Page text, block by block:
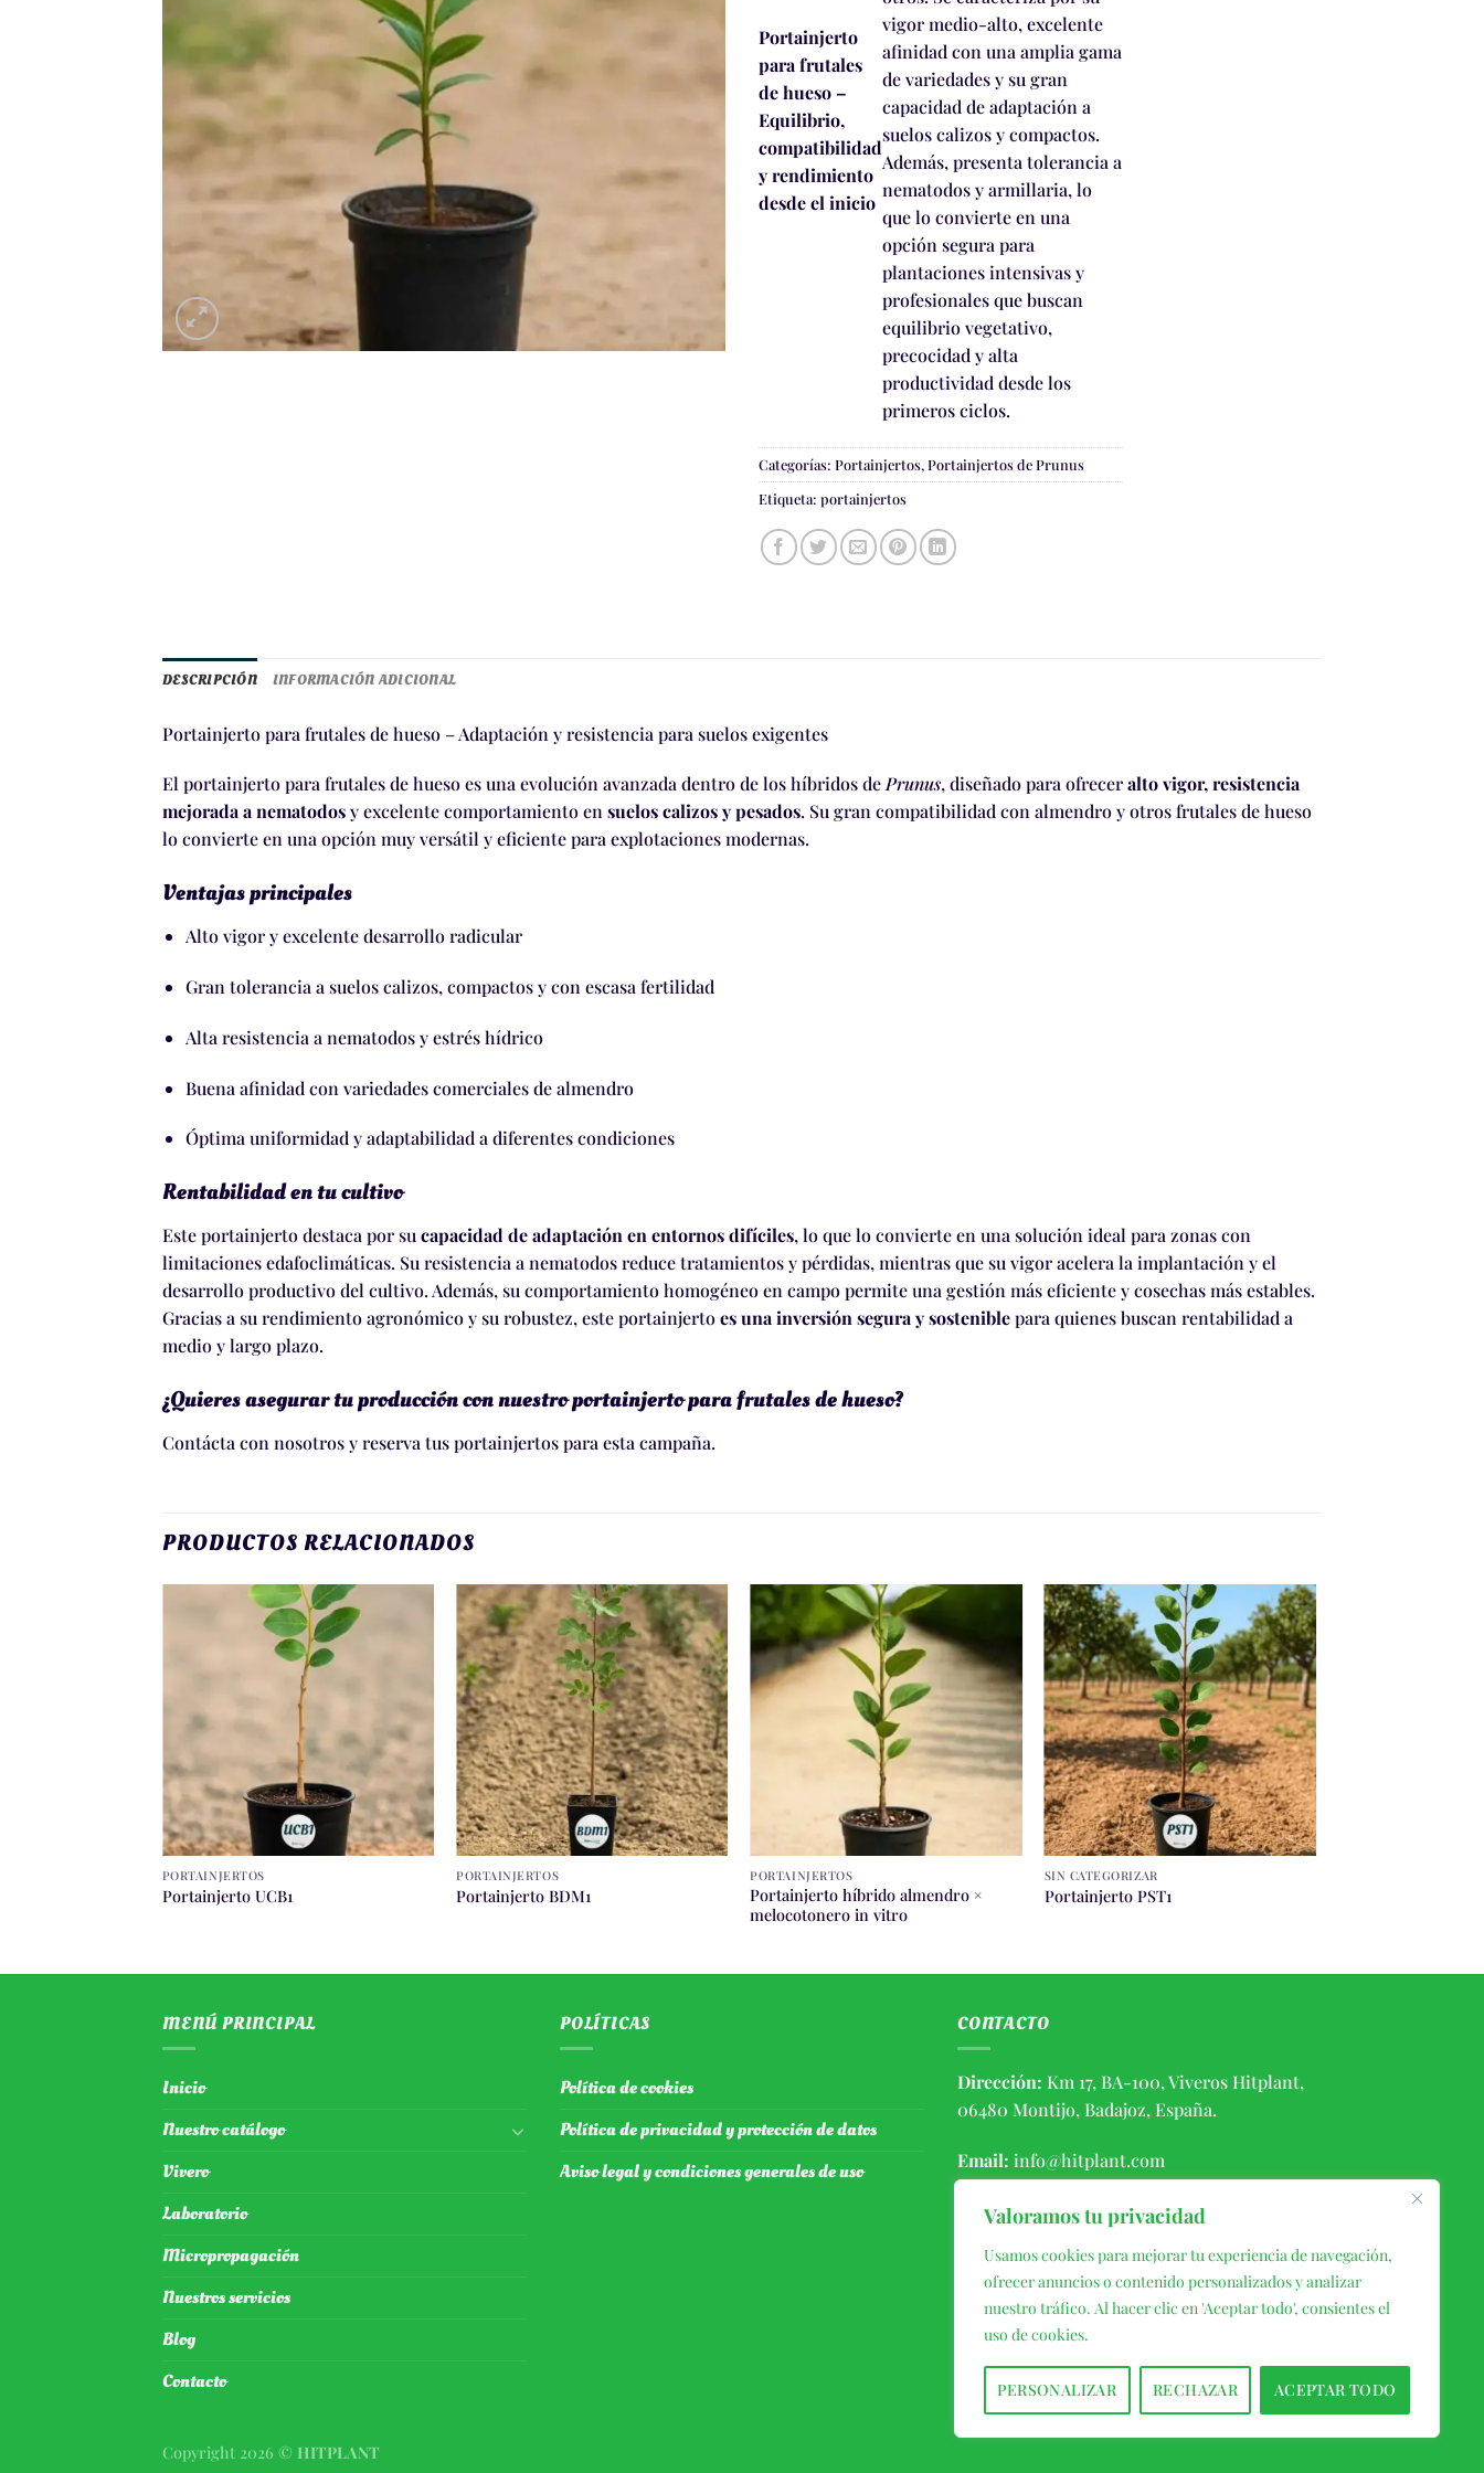
Valoramos tu privacidad
Usamos cookies para mejorar tu experiencia de navegación,
ofrecer anuncios o contenido personalizados y analizar
nuestro tráfico. Al hacer clic en 'Aceptar todo', consientes el
uso de cookies.
PERSONALIZAR RECHAZAR ACEPTAR TODO
Portainjerto
para frutales
de hueso –
Equilibrio,
compatibilidad
y rendimiento
desde el inicio
vigor medio-alto, excelente
afinidad con una amplia gama
de variedades y su gran
capacidad de adaptación a
suelos calizos y compactos.
Además, presenta tolerancia a
nematodos y armillaria, lo
que lo convierte en una
opción segura para
plantaciones intensivas y
profesionales que buscan
equilibrio vegetativo,
precocidad y alta
productividad desde los
primeros ciclos.
Categorías: Portainjertos,Portainjertos de Prunus
Etiqueta: portainjertos
DESCRIPCIÓN INFORMACIÓN ADICIONAL
Portainjerto para frutales de hueso – Adaptación y resistencia para suelos exigentes
El portainjerto para frutales de hueso es una evolución avanzada dentro de los híbridos dePrunus, diseñado para ofreceralto vigor, resistencia
mejorada a nematodosy excelente comportamiento ensuelos calizos y pesados. Su gran compatibilidad con almendro y otros frutales de hueso
lo convierte en una opción muy versátil y eficiente para explotaciones modernas.
Ventajas principales
Alto vigor y excelente desarrollo radicular
Gran tolerancia a suelos calizos, compactos y con escasa fertilidad
Alta resistencia a nematodos y estrés hídrico
Buena afinidad con variedades comerciales de almendro
Óptima uniformidad y adaptabilidad a diferentes condiciones
Rentabilidad en tu cultivo
Este portainjerto destaca por su capacidad de adaptación en entornos difíciles, lo que lo convierte en una solución ideal para zonas con
limitaciones edafoclimáticas. Su resistencia a nematodos reduce tratamientos y pérdidas, mientras que su vigor acelera la implantación y el
desarrollo productivo del cultivo. Además, su comportamiento homogéneo en campo permite una gestión más eficiente y cosechas más estables.
Gracias a su rendimiento agronómico y su robustez, este portainjertoes una inversión segura y sosteniblepara quienes buscan rentabilidad a
medio y largo plazo.
¿Quieres asegurar tu producción con nuestro portainjerto para frutales de hueso?
Contácta con nosotrosy reserva tus portainjertos para esta campaña.
PRODUCTOS RELACIONADOS
PORTAINJERTOS
Portainjerto UCB1
PORTAINJERTOS
Portainjerto BDM1
PORTAINJERTOS
Portainjerto híbrido almendro ×
melocotonero in vitro
SIN CATEGORIZAR
Portainjerto PST1
MENÚ PRINCIPAL
Inicio
Nuestro catálogo
Vivero
Laboratorio
Micropropagación
Nuestros servicios
Blog
Contacto
POLÍTICAS
Política de cookies
Política de privacidad y protección de datos
Aviso legal y condiciones generales de uso
CONTACTO
Dirección: Km 17, BA-100, Viveros Hitplant,
06480 Montijo, Badajoz, España.
Email: info@hitplant.com
Teléfono:(+34) 924459056 / 646406639
Copyright 2026 © HITPLANT